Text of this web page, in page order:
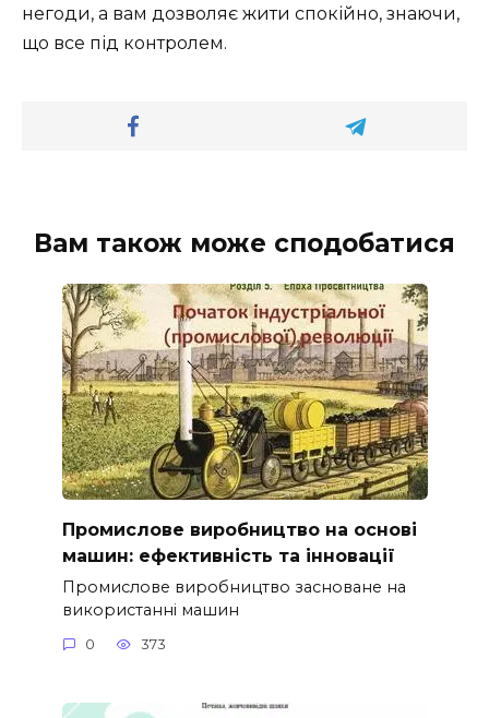
негоди, а вам дозволяє жити спокійно, знаючи,
що все під контролем.
Вам також може сподобатися
Промислове виробництво на основі
машин: ефективність та інновації
Промислове виробництво засноване на
використанні машин
0 373